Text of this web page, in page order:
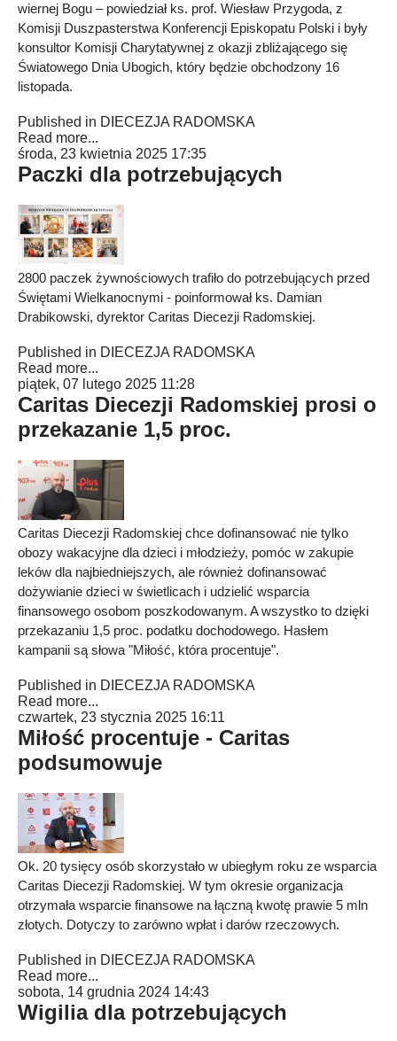
wiernej Bogu – powiedział ks. prof. Wiesław Przygoda, z
Komisji Duszpasterstwa Konferencji Episkopatu Polski i były
konsultor Komisji Charytatywnej z okazji zbliżającego się
Światowego Dnia Ubogich, który będzie obchodzony 16
listopada.
Published in DIECEZJA RADOMSKA
Read more...
środa, 23 kwietnia 2025 17:35
Paczki dla potrzebujących
2800 paczek żywnościowych trafiło do potrzebujących przed
Świętami Wielkanocnymi - poinformował ks. Damian
Drabikowski, dyrektor Caritas Diecezji Radomskiej.
Published in DIECEZJA RADOMSKA
Read more...
piątek, 07 lutego 2025 11:28
Caritas Diecezji Radomskiej prosi o
przekazanie 1,5 proc.
Caritas Diecezji Radomskiej chce dofinansować nie tylko
obozy wakacyjne dla dzieci i młodzieży, pomóc w zakupie
leków dla najbiedniejszych, ale również dofinansować
dożywianie dzieci w świetlicach i udzielić wsparcia
finansowego osobom poszkodowanym. A wszystko to dzięki
przekazaniu 1,5 proc. podatku dochodowego. Hasłem
kampanii są słowa "Miłość, która procentuje".
Published in DIECEZJA RADOMSKA
Read more...
czwartek, 23 stycznia 2025 16:11
Miłość procentuje - Caritas
podsumowuje
Ok. 20 tysięcy osób skorzystało w ubiegłym roku ze wsparcia
Caritas Diecezji Radomskiej. W tym okresie organizacja
otrzymała wsparcie finansowe na łączną kwotę prawie 5 mln
złotych. Dotyczy to zarówno wpłat i darów rzeczowych.
Published in DIECEZJA RADOMSKA
Read more...
sobota, 14 grudnia 2024 14:43
Wigilia dla potrzebujących